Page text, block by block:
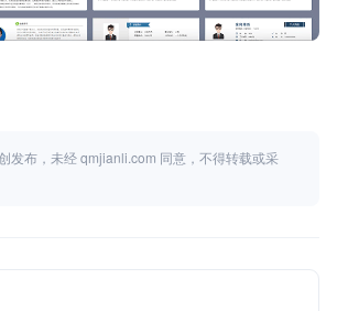
发布，未经 qmjianli.com 同意，不得转载或采